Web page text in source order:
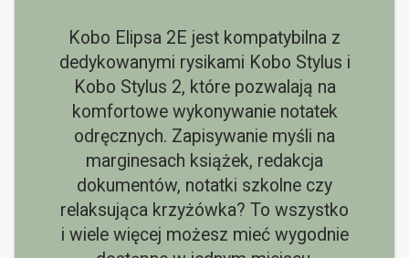
Kobo Elipsa 2E jest kompatybilna z
dedykowanymi rysikami Kobo Stylus i
Kobo Stylus 2, które pozwalają na
komfortowe wykonywanie notatek
odręcznych. Zapisywanie myśli na
marginesach książek, redakcja
dokumentów, notatki szkolne czy
relaksująca krzyżówka? To wszystko
i wiele więcej możesz mieć wygodnie